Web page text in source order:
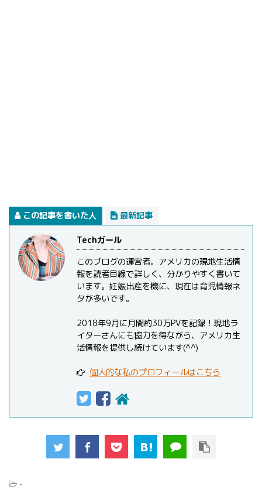
この記事を書いた人 最新記事
Techガール
このブログの運営者。アメリカの現地生活情
報を読者目線で詳しく、分かりやすく書いて
います。妊娠出産を機に、現在は育児情報ネ
タが多いです。
2018年9月に月間約30万PVを記録！現地ラ
イターさんにも協力を得ながら、アメリカ生
活情報を提供し続けています(^^)
個人的な私のプロフィールはこちら
-